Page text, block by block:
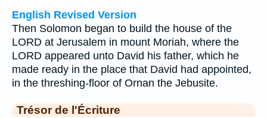
English Revised Version
Then Solomon began to build the house of the
LORD at Jerusalem in mount Moriah, where the
LORD appeared unto David his father, which he
made ready in the place that David had appointed,
in the threshing-floor of Ornan the Jebusite.
Trésor de l'Écriture